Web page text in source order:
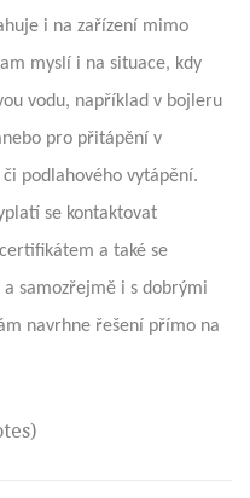
i na zařízení mimo
myslí i na situace, kdy
vodu, například v bojleru
pro přitápění v
podlahového vytápění.
se kontaktovat
a také se
samozřejmě i s dobrými
navrhne řešení přímo na